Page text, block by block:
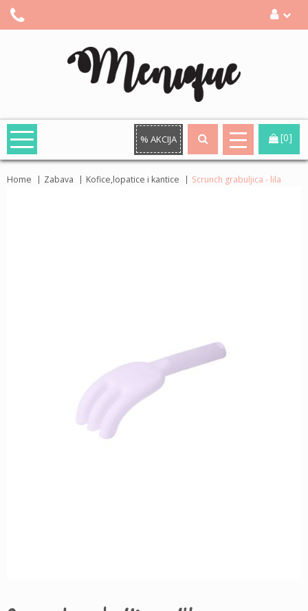
% AKCIJA [0]
Home Zabava Kofice,lopatice i kantice Scrunch grabuljica - lila